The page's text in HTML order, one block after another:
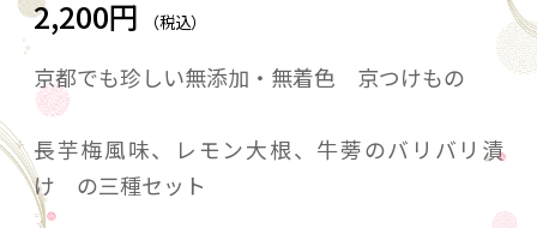
2,200円 （税込）
京都でも珍しい無添加・無着色 京つけもの
長芋梅風味、レモン大根、牛蒡のバリバリ漬
け の三種セット